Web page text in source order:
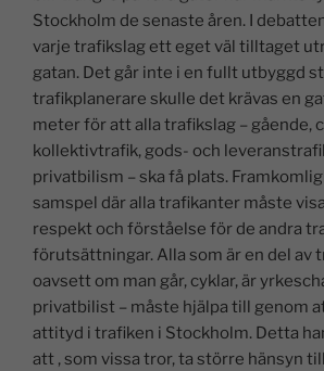
n o
o
k
p
p
n
k
Stockholm de senaste åren. I
varje trafikslag ett eget väl tilltaget
gatan. Det går inte i en fullt utbyggd
trafikplanerare skulle det krävas en
meter för att alla trafikslag – gående,
kollektivtrafik, gods- och
privatbilism – ska få plats.
samspel där alla trafikanter måste
respekt och förståelse för de andra
förutsättningar. Alla som är en del av
oavsett om man går, cyklar, är
privatbilist – måste hjälpa till genom
attityd i trafiken i Stockholm. Detta
att , som vissa tror, ta större hänsyn